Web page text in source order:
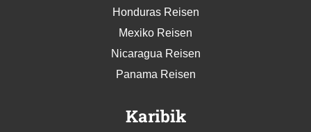
Honduras Reisen
Mexiko Reisen
Nicaragua Reisen
Panama Reisen
Karibik